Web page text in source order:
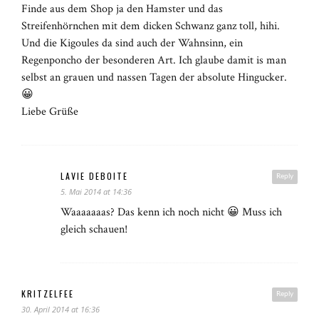
Finde aus dem Shop ja den Hamster und das
Streifenhörnchen mit dem dicken Schwanz ganz toll, hihi.
Und die Kigoules da sind auch der Wahnsinn, ein
Regenponcho der besonderen Art. Ich glaube damit is man
selbst an grauen und nassen Tagen der absolute Hingucker.
😀
Liebe Grüße
Reply
LAVIE DEBOITE
5. Mai 2014 at 14:36
Waaaaaaas? Das kenn ich noch nicht 😀 Muss ich
gleich schauen!
Reply
KRITZELFEE
30. April 2014 at 16:36